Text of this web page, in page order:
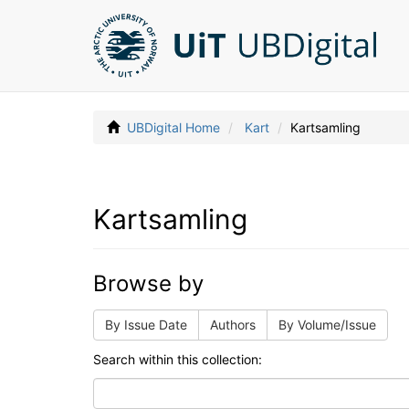
UBDigital Home Kart Kartsamling
Kartsamling
Browse by
By Issue Date Authors By Volume/Issue
Search within this collection: